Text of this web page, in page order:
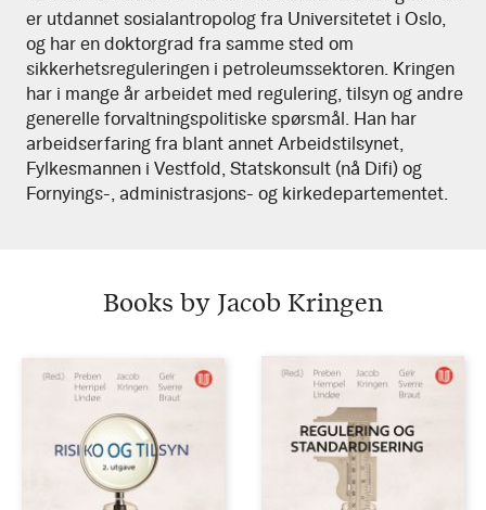
er utdannet sosialantropolog fra Universitetet i Oslo,
og har en doktorgrad fra samme sted om
sikkerhetsreguleringen i petroleumssektoren. Kringen
har i mange år arbeidet med regulering, tilsyn og andre
generelle forvaltningspolitiske spørsmål. Han har
arbeidserfaring fra blant annet Arbeidstilsynet,
Fylkesmannen i Vestfold, Statskonsult (nå Difi) og
Fornyings-, administrasjons- og kirkedepartementet.
Books by Jacob Kringen